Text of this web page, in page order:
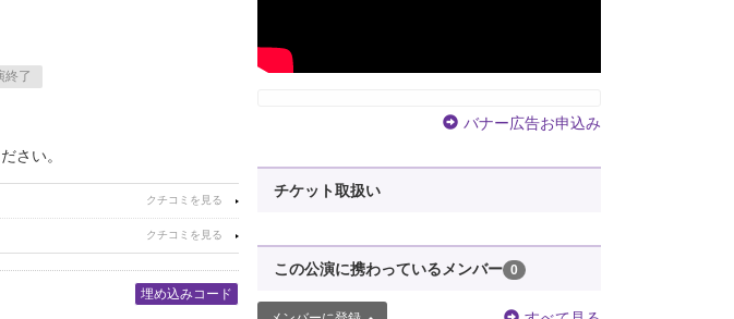
終了
さい。
埋め込みコード
バナー広告お申込み
チケット取扱い
この公演に携わっているメンバー 0